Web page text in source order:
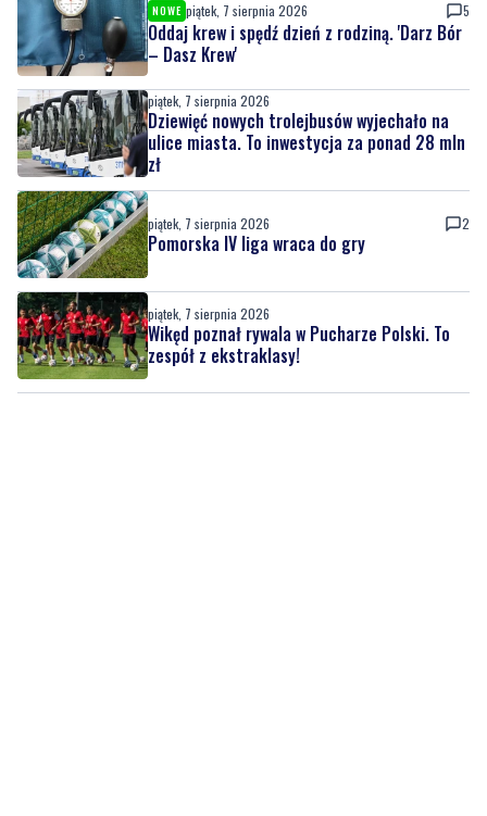
NOWE piątek, 7 sierpnia 2026 5
Oddaj krew i spędź dzień z rodziną. 'Darz Bór
– Dasz Krew'
piątek, 7 sierpnia 2026
Dziewięć nowych trolejbusów wyjechało na
ulice miasta. To inwestycja za ponad 28 mln
zł
piątek, 7 sierpnia 2026 2
Pomorska IV liga wraca do gry
piątek, 7 sierpnia 2026
Wikęd poznał rywala w Pucharze Polski. To
zespół z ekstraklasy!